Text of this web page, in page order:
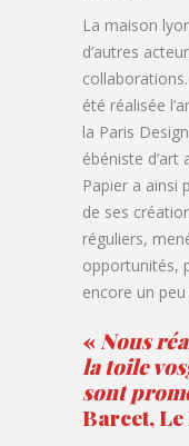
La maison
d’autres
été réalisée
la Paris
ébéniste d’art
Papier a ainsi
de ses
réguliers,
opportunités,
encore un
«Nous
la toile
sont
Barcet,